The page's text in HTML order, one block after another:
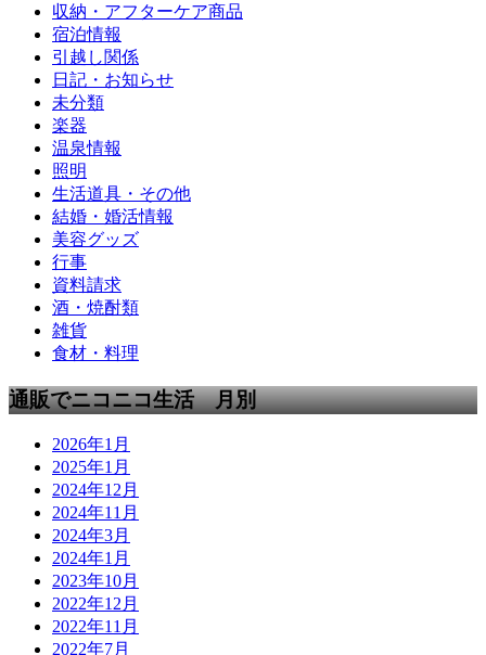
収納・アフターケア商品
宿泊情報
引越し関係
日記・お知らせ
未分類
楽器
温泉情報
照明
生活道具・その他
結婚・婚活情報
美容グッズ
行事
資料請求
酒・焼酎類
雑貨
食材・料理
通販でニコニコ生活 月別
2026年1月
2025年1月
2024年12月
2024年11月
2024年3月
2024年1月
2023年10月
2022年12月
2022年11月
2022年7月